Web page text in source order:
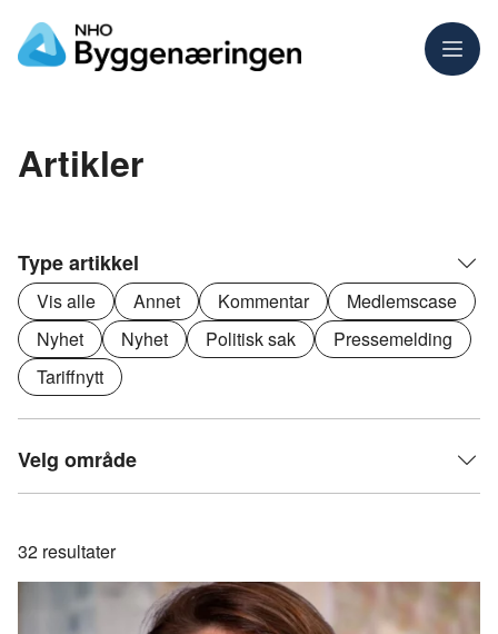
Meny
Artikler
Type artikkel
Vis alle Annet Kommentar
Medlemscase
Nyhet
Nyhet Politisk sak
Pressemelding
Tariffnytt
Velg område
32 resultater